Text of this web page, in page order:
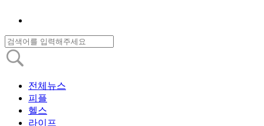
전체뉴스
피플
헬스
라이프